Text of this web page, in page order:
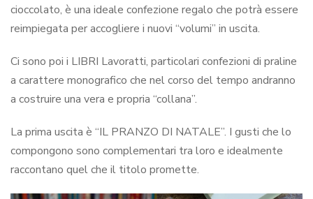
cioccolato, è una ideale confezione regalo che potrà essere
reimpiegata per accogliere i nuovi “volumi” in uscita.
Ci sono poi i LIBRI Lavoratti, particolari confezioni di praline
a carattere monografico che nel corso del tempo andranno
a costruire una vera e propria “collana”.
La prima uscita è “IL PRANZO DI NATALE”. I gusti che lo
compongono sono complementari tra loro e idealmente
raccontano quel che il titolo promette.